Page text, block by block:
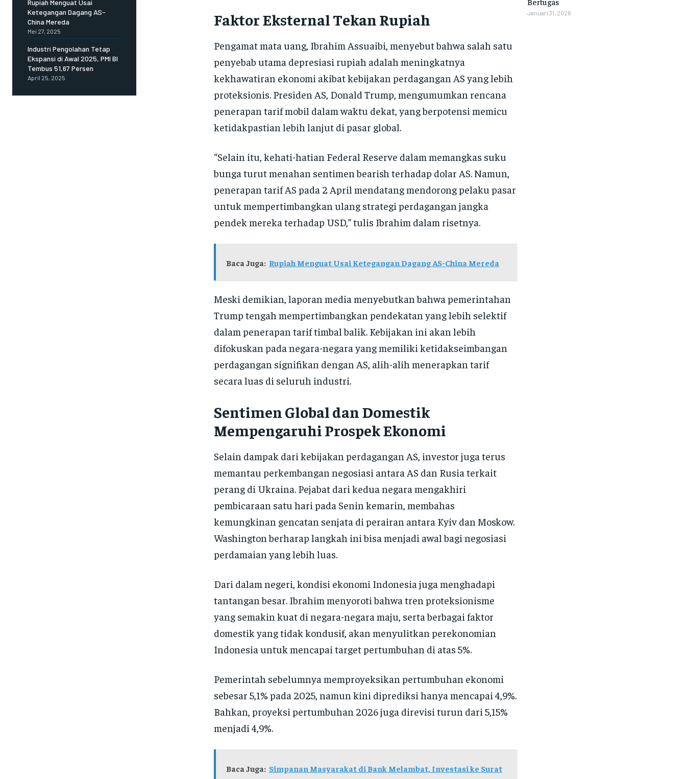
Rupiah Menguat Usai
Ketegangan Dagang AS-
China Mereda
Mei 27, 2025
Industri Pengolahan Tetap
Ekspansi di Awal 2025, PMI BI
Tembus 51,67 Persen
April 25, 2025
Faktor Eksternal Tekan Rupiah
Pengamat mata uang, Ibrahim Assuaibi, menyebut bahwa salah satu
penyebab utama depresiasi rupiah adalah meningkatnya
kekhawatiran ekonomi akibat kebijakan perdagangan AS yang lebih
proteksionis. Presiden AS, Donald Trump, mengumumkan rencana
penerapan tarif mobil dalam waktu dekat, yang berpotensi memicu
ketidakpastian lebih lanjut di pasar global.
“Selain itu, kehati-hatian Federal Reserve dalam memangkas suku
bunga turut menahan sentimen bearish terhadap dolar AS. Namun,
penerapan tarif AS pada 2 April mendatang mendorong pelaku pasar
untuk mempertimbangkan ulang strategi perdagangan jangka
pendek mereka terhadap USD,” tulis Ibrahim dalam risetnya.
Baca Juga: Rupiah Menguat Usai Ketegangan Dagang AS-China Mereda
Meski demikian, laporan media menyebutkan bahwa pemerintahan
Trump tengah mempertimbangkan pendekatan yang lebih selektif
dalam penerapan tarif timbal balik. Kebijakan ini akan lebih
difokuskan pada negara-negara yang memiliki ketidakseimbangan
perdagangan signifikan dengan AS, alih-alih menerapkan tarif
secara luas di seluruh industri.
Sentimen Global dan Domestik
Mempengaruhi Prospek Ekonomi
Selain dampak dari kebijakan perdagangan AS, investor juga terus
memantau perkembangan negosiasi antara AS dan Rusia terkait
perang di Ukraina. Pejabat dari kedua negara mengakhiri
pembicaraan satu hari pada Senin kemarin, membahas
kemungkinan gencatan senjata di perairan antara Kyiv dan Moskow.
Washington berharap langkah ini bisa menjadi awal bagi negosiasi
perdamaian yang lebih luas.
Dari dalam negeri, kondisi ekonomi Indonesia juga menghadapi
tantangan besar. Ibrahim menyoroti bahwa tren proteksionisme
yang semakin kuat di negara-negara maju, serta berbagai faktor
domestik yang tidak kondusif, akan menyulitkan perekonomian
Indonesia untuk mencapai target pertumbuhan di atas 5%.
Pemerintah sebelumnya memproyeksikan pertumbuhan ekonomi
sebesar 5,1% pada 2025, namun kini diprediksi hanya mencapai 4,9%.
Bahkan, proyeksi pertumbuhan 2026 juga direvisi turun dari 5,15%
menjadi 4,9%.
Baca Juga: Simpanan Masyarakat di Bank Melambat, Investasi ke Surat
Januari 31, 2026